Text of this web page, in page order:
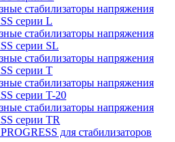
стабилизаторы напряжения
серии L
стабилизаторы напряжения
серии SL
стабилизаторы напряжения
серии T
стабилизаторы напряжения
серии T-20
стабилизаторы напряжения
серии TR
для стабилизаторов